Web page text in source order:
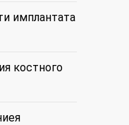
имплантата
костного